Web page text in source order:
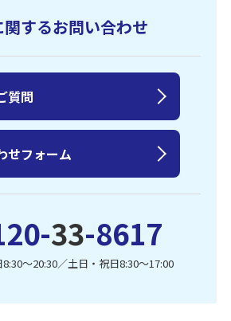
するお問い合わせ
33-8617
〜20:30／土日・祝日8:30〜17:00
質問
せフォーム